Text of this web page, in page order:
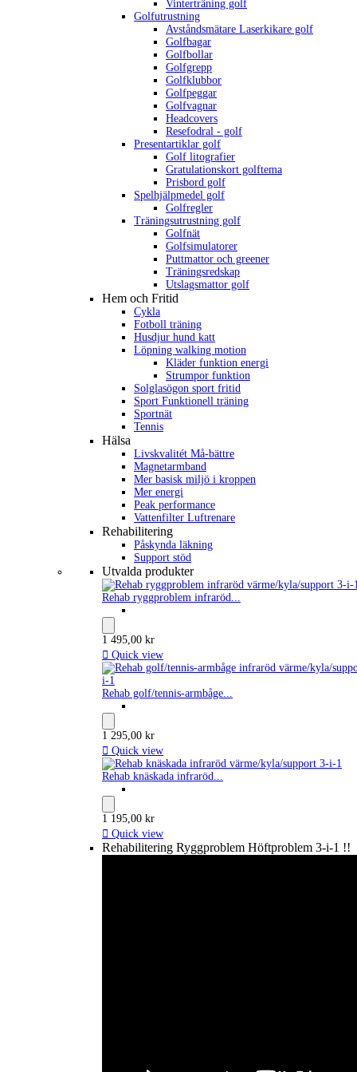
Vinterträning golf
Golfutrustning
Avståndsmätare Laserkikare golf
Golfbagar
Golfbollar
Golfgrepp
Golfklubbor
Golfpeggar
Golfvagnar
Headcovers
Resefodral - golf
Presentartiklar golf
Golf litografier
Gratulationskort golftema
Prisbord golf
Spelhjälpmedel golf
Golfregler
Träningsutrustning golf
Golfnät
Golfsimulatorer
Puttmattor och greener
Träningsredskap
Utslagsmattor golf
Hem och Fritid
Cykla
Fotboll träning
Husdjur hund katt
Löpning walking motion
Kläder funktion energi
Strumpor funktion
Solglasögon sport fritid
Sport Funktionell träning
Sportnät
Tennis
Hälsa
Livskvalitét Må-bättre
Magnetarmband
Mer basisk miljö i kroppen
Mer energi
Peak performance
Vattenfilter Luftrenare
Rehabilitering
Påskynda läkning
Support stöd
Utvalda produkter
Rehab ryggproblem infraröd...
1 495,00 kr
 Quick view
Rehab golf/tennis-armbåge...
1 295,00 kr
 Quick view
Rehab knäskada infraröd...
1 195,00 kr
 Quick view
Rehabilitering Ryggproblem Höftproblem 3-i-1 !!